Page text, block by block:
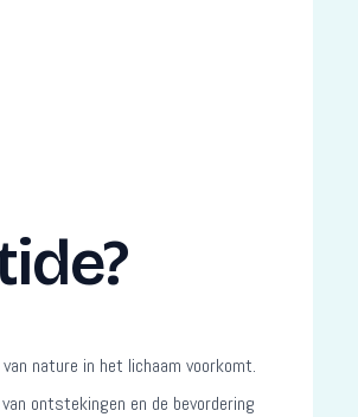
nature in het lichaam voorkomt.
ontstekingen en de bevordering